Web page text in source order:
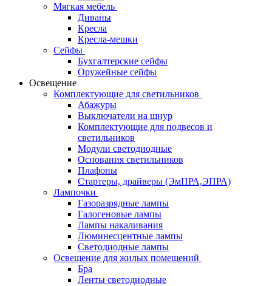
Мягкая мебель
Диваны
Кресла
Кресла-мешки
Сейфы
Бухгалтерские сейфы
Оружейные сейфы
Освещение
Комплектующие для светильников
Абажуры
Выключатели на шнур
Комплектующие для подвесов и
светильников
Модули светодиодные
Основания светильников
Плафоны
Стартеры, драйверы (ЭмПРА,ЭПРА)
Лампочки
Газоразрядные лампы
Галогеновые лампы
Лампы накаливания
Люминесцентные лампы
Светодиодные лампы
Освещение для жилых помещений
Бра
Ленты светодиодные